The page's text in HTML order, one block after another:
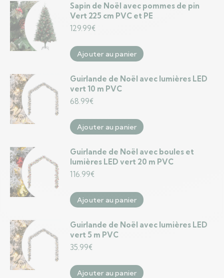
Sapin de Noël avec pommes de pin
Vert 225 cm PVC et PE
129.99€
Ajouter au panier
Guirlande de Noël avec lumières LED
vert 10 m PVC
68.99€
Ajouter au panier
Guirlande de Noël avec boules et
lumières LED vert 20 m PVC
116.99€
Ajouter au panier
Guirlande de Noël avec lumières LED
vert 5 m PVC
35.99€
Ajouter au panier